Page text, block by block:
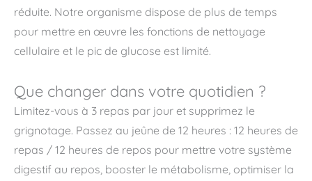
réduite. Notre organisme dispose de plus de temps
pour mettre en œuvre les fonctions de nettoyage
cellulaire et le pic de glucose est limité.
Que changer dans votre quotidien ?
Limitez-vous à 3 repas par jour et supprimez le
grignotage. Passez au jeûne de 12 heures : 12 heures de
repas / 12 heures de repos pour mettre votre système
digestif au repos, booster le métabolisme, optimiser la